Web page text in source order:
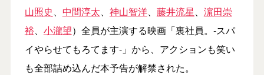
山照史、 中間淳太、 神山智洋、 藤井流星、 濵田崇
裕、 小瀧望）全員が主演する映画「裏社員。-スパ
イやらせてもろてます-」から、アクションも笑い
も全部詰め込んだ本予告が解禁された。